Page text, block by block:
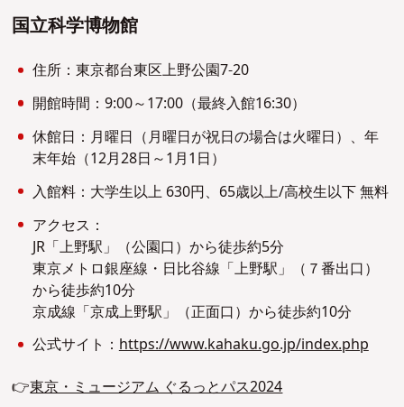
国立科学博物館
住所：東京都台東区上野公園7-20
開館時間：9:00～17:00（最終入館16:30）
休館日：月曜日（月曜日が祝日の場合は火曜日）、年
末年始（12月28日～1月1日）
入館料：大学生以上 630円、65歳以上/高校生以下 無料
アクセス：
JR「上野駅」（公園口）から徒歩約5分
東京メトロ銀座線・日比谷線「上野駅」（７番出口）
から徒歩約10分
京成線「京成上野駅」（正面口）から徒歩約10分
公式サイト：https://www.kahaku.go.jp/index.php
👉東京・ミュージアム ぐるっとパス2024